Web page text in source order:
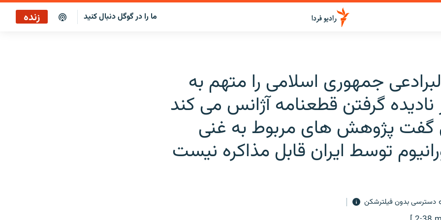
ما را در گوگل دنبال کنید زنده
جمهوری اسلامی را متهم به
گرفتن قطعنامه آژانس می کند
گفت پژوهش های مربوط به غنی
توسط ایران قابل مذاکره نیست
دسترسی بدون فیلترشکن